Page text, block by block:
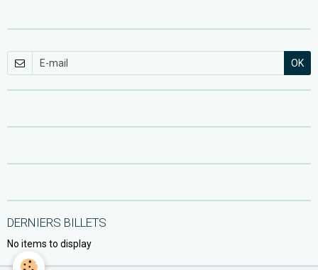
OK
DERNIERS BILLETS
No items to display